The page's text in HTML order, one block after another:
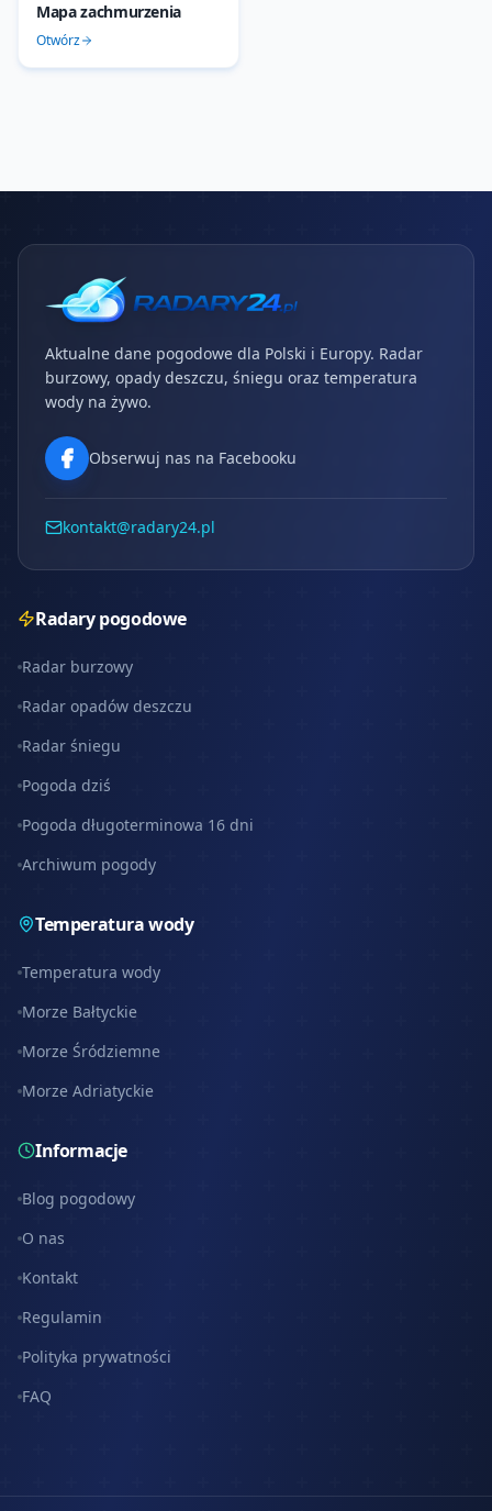
Mapa zachmurzenia
Otwórz
Aktualne dane pogodowe dla Polski i Europy. Radar
burzowy, opady deszczu, śniegu oraz temperatura
wody na żywo.
Obserwuj nas na Facebooku
kontakt@radary24.pl
Radary pogodowe
Radar burzowy
Radar opadów deszczu
Radar śniegu
Pogoda dziś
Pogoda długoterminowa 16 dni
Archiwum pogody
Temperatura wody
Temperatura wody
Morze Bałtyckie
Morze Śródziemne
Morze Adriatyckie
Informacje
Blog pogodowy
O nas
Kontakt
Regulamin
Polityka prywatności
FAQ